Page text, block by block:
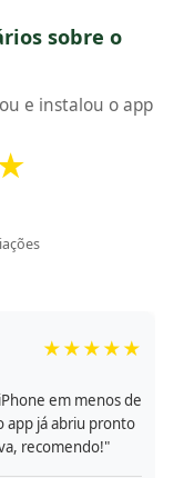
sobre o
e instalou o app
★★★★★
em menos de
app já abriu pronto
recomendo!"